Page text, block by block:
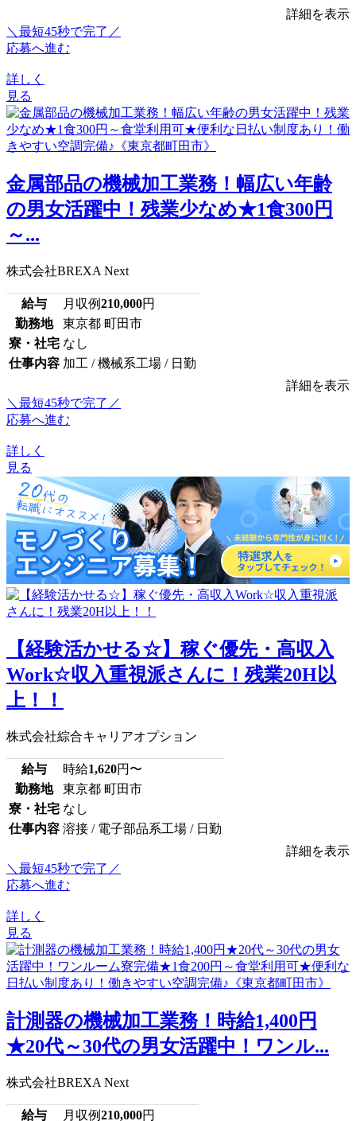
詳細を表示
＼最短45秒で完了／
応募へ進む
詳しく
見る
金属部品の機械加工業務！幅広い年齢
の男女活躍中！残業少なめ★1食300円
～...
株式会社BREXA Next
給与 月収例210,000円
勤務地
東京都 町田市
寮・社宅 なし
仕事内容 加工 / 機械系工場 / 日勤
詳細を表示
＼最短45秒で完了／
応募へ進む
詳しく
見る
【経験活かせる☆】稼ぐ優先・高収入
Work☆収入重視派さんに！残業20H以
上！！
株式会社綜合キャリアオプション
給与 時給1,620円〜
勤務地
東京都 町田市
寮・社宅 なし
仕事内容 溶接 / 電子部品系工場 / 日勤
詳細を表示
＼最短45秒で完了／
応募へ進む
詳しく
見る
計測器の機械加工業務！時給1,400円
★20代～30代の男女活躍中！ワンル...
株式会社BREXA Next
給与 月収例210,000円